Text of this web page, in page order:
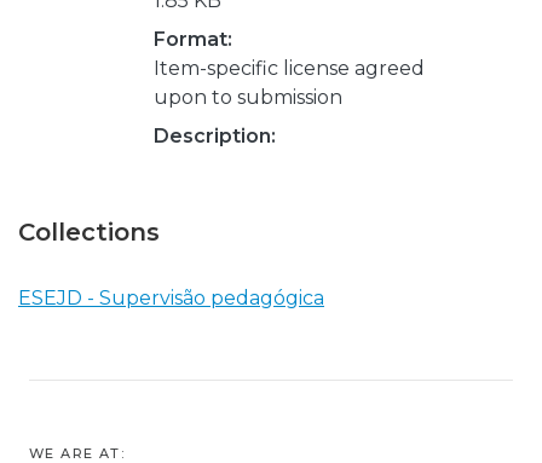
Format:
Item-specific license agreed
upon to submission
Description:
Collections
ESEJD - Supervisão pedagógica
WE ARE AT: